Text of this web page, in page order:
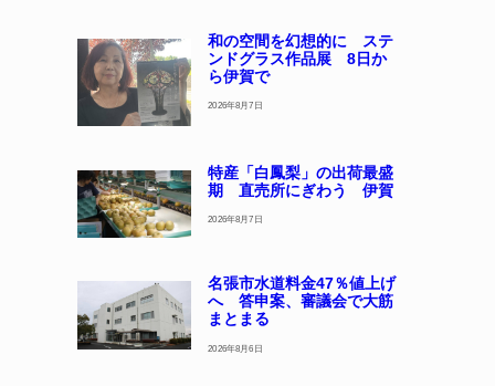
和の空間を幻想的に ステ
ンドグラス作品展 8日か
ら伊賀で
2026年8月7日
特産「白鳳梨」の出荷最盛
期 直売所にぎわう 伊賀
2026年8月7日
名張市水道料金47％値上げ
へ 答申案、審議会で大筋
まとまる
2026年8月6日